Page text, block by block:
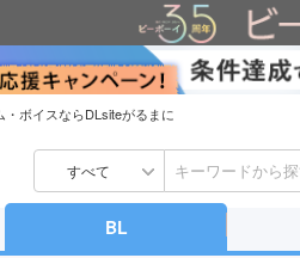
ボイスならDLsiteがるまに
すべて
BL